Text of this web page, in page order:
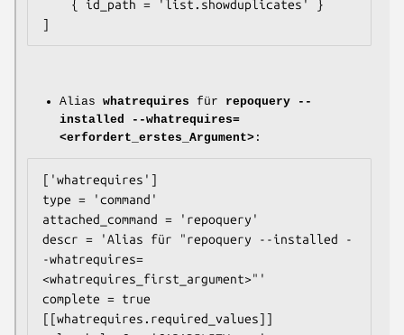
Alias whatrequires für repoquery --
installed --whatrequires=
<erfordert_erstes_Argument> :
['whatrequires']
type = 'command'
attached_command = 'repoquery'
descr = 'Alias für "repoquery --installed -
-whatrequires=
<whatrequires_first_argument>"'
complete = true
[[whatrequires.required_values]]